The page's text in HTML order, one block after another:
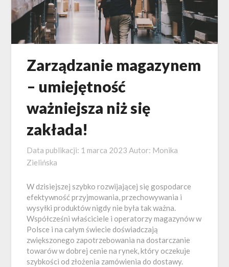
Zarządzanie magazynem
– umiejętność
ważniejsza niż się
zakłada!
Data publikacji: 1 marca 2023 Autor: Monika
Zielińska
W dzisiejszej szybko rozwijającej się gospodarce
efektywność przyjmowania, przechowywania i
wysyłki produktów nigdy nie była tak ważna.
Współcześni właściciele i operatorzy magazynów w
Polsce i na całym świecie doświadczają
zwiększonego zapotrzebowania na dostarczanie
towarów w dobrej cenie na rynek, który oczekuje
szybkości od złożenia zamówienia do dostawy.